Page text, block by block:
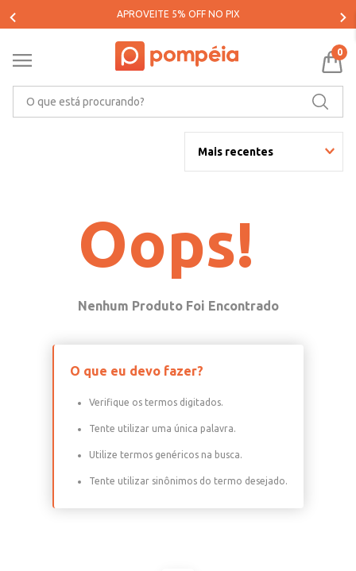
APROVEITE 5% OFF NO PIX
0
Mais recentes
Oops!
O que eu devo fazer?
Verifique os termos digitados.
Tente utilizar uma única palavra.
Utilize termos genéricos na busca.
Tente utilizar sinônimos do termo desejado.